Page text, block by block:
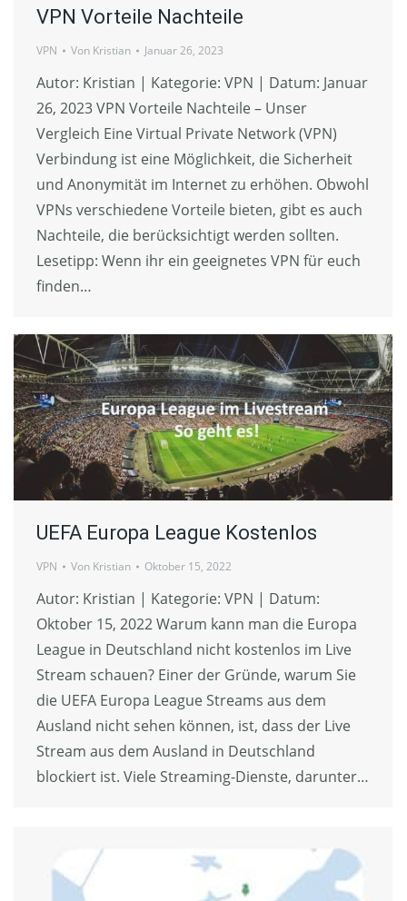
VPN Vorteile Nachteile
VPN Von Kristian Januar 26, 2023
Autor: Kristian | Kategorie: VPN | Datum: Januar
26, 2023 VPN Vorteile Nachteile – Unser
Vergleich Eine Virtual Private Network (VPN)
Verbindung ist eine Möglichkeit, die Sicherheit
und Anonymität im Internet zu erhöhen. Obwohl
VPNs verschiedene Vorteile bieten, gibt es auch
Nachteile, die berücksichtigt werden sollten.
Lesetipp: Wenn ihr ein geeignetes VPN für euch
finden…
UEFA Europa League Kostenlos
VPN Von Kristian Oktober 15, 2022
Autor: Kristian | Kategorie: VPN | Datum:
Oktober 15, 2022 Warum kann man die Europa
League in Deutschland nicht kostenlos im Live
Stream schauen? Einer der Gründe, warum Sie
die UEFA Europa League Streams aus dem
Ausland nicht sehen können, ist, dass der Live
Stream aus dem Ausland in Deutschland
blockiert ist. Viele Streaming-Dienste, darunter…